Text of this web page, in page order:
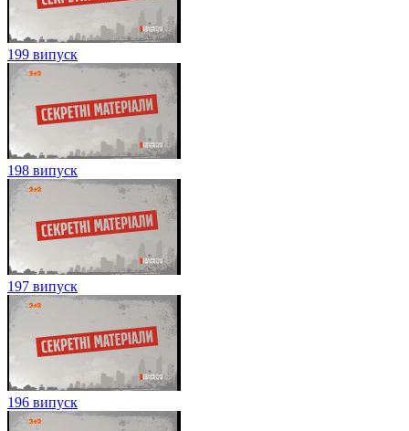
199 випуск
198 випуск
197 випуск
196 випуск